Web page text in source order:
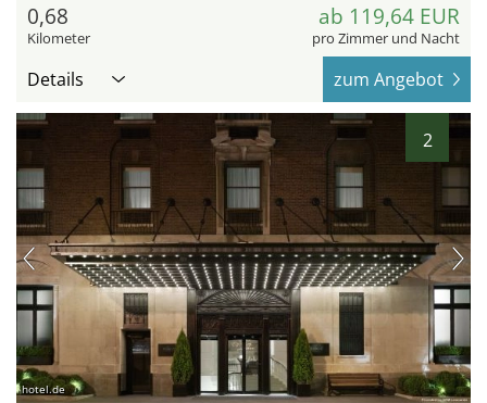
0,68
Kilometer
ab 119,64 EUR
pro Zimmer und Nacht
Details zum Angebot
2
hotel.de